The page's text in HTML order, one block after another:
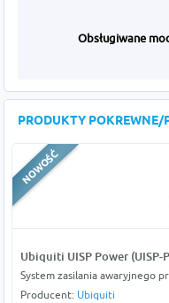
Obsługiwane
PRODUKTY
Ubiquiti UISP Power (UISP-
System zasilania awaryjnego
Producent: Ubiquiti